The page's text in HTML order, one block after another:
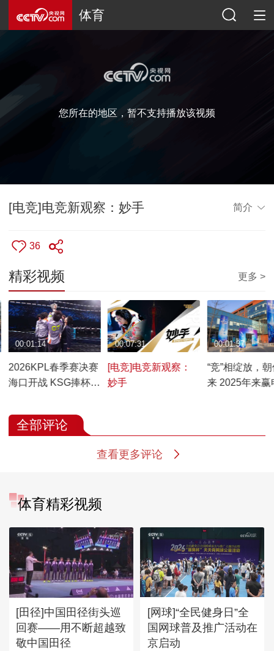
体育
您所在的地区，暂不支持播放该视频
[电竞]电竞新观察：妙手 简介
36
精彩视频 更多 >
2026KPL春季赛决赛
海口开战 KSG捧杯获
00:01:14
[电竞]电竞新观察：
妙手
00:07:31
“竞”相绽放，
来 2025年来赢
00:01:37
全部评论
查看更多评论
体育精彩视频
[田径]中国田径街头巡
回赛——用不断超越致
敬中国田径
[网球]“全民健身日”全
国网球普及推广活动在
京启动